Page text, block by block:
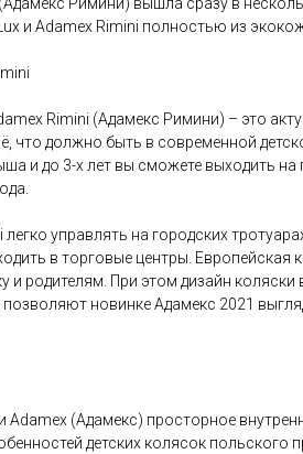
Римини) вышла сразу в
и Adamex Rimini полностью из
Rimini (Адамекс Римини) – это
что должно быть в современной
и до 3-х лет вы сможете выходить на
управлять на городских
в торговые центры. Европейская
и родителям. При этом дизайн коляски
новинке Адамекс 2021
(Адамекс) просторное
детских колясок польского